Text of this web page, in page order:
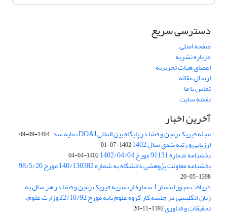
دسترسی سریع
صفحه اصلی
درباره نشریه
اعضای هیات تحریریه
ارسال مقاله
تماس با ما
نقشه سایت
آخرین اخبار
مجله فیزیک زمین و فضا در پایگاه بین المللی DOAJ نمایه شد. 1404-09-09
ارزیابی و رتبه بندی سال 1402 1402-07-01
بخشنامه شماره 91131 مورخ 1402/04/04 1402-04-04
بخشنامه معاونت پژوهشی دانشگاه به شماره 140/130382 مورخ 98/5/20
1398-05-20
دریافت مجوز انتشار 1 شماره از نشریه فیزیک زمین و فضا در هر سال به
زبان انگلیسی در جلسه کار گروه علوم پایه مورخ 22/10/92 وزارت علوم،
تحقیقات و فناوری1392-11-20